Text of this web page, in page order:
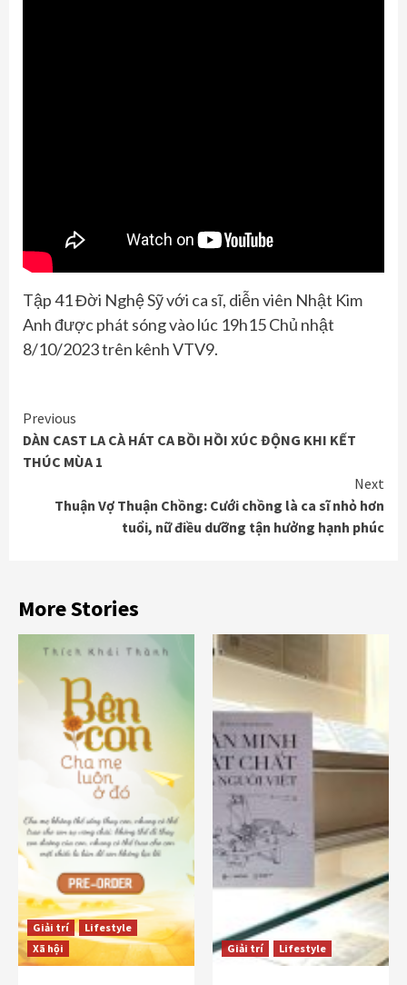
Tập 41 Đời Nghệ Sỹ với ca sĩ, diễn viên Nhật Kim
Anh được phát sóng vào lúc 19h15 Chủ nhật
8/10/2023 trên kênh VTV9.
Continue
Reading
Previous
DÀN CAST LA CÀ HÁT CA BỒI HỒI XÚC ĐỘNG KHI KẾT
THÚC MÙA 1
Next
Thuận Vợ Thuận Chồng: Cưới chồng là ca sĩ nhỏ hơn
tuổi, nữ điều dưỡng tận hưởng hạnh phúc
More Stories
Giải trí
Lifestyle
Xã hội
Giải trí Lifestyle